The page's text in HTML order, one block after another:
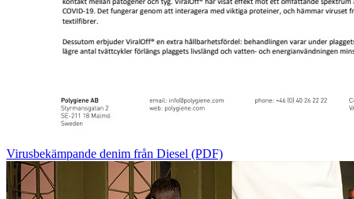
Virusbekämpande denim från Diesel (PDF)